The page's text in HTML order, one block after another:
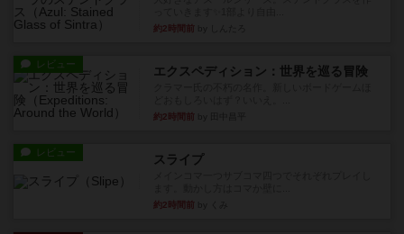
約2時間前
レビュー エクスペディション：世界を巡る冒険
約2時間前
レビュー スライプ
約2時間前